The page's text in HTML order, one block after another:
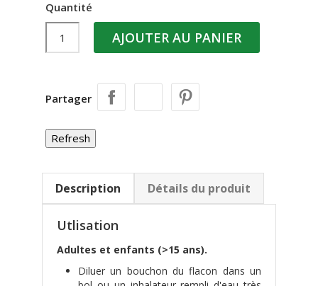
Quantité
AJOUTER AU PANIER
Partager
Description Détails du produit
Utlisation
Adultes et enfants (>15 ans).
Diluer un bouchon du flacon dans un